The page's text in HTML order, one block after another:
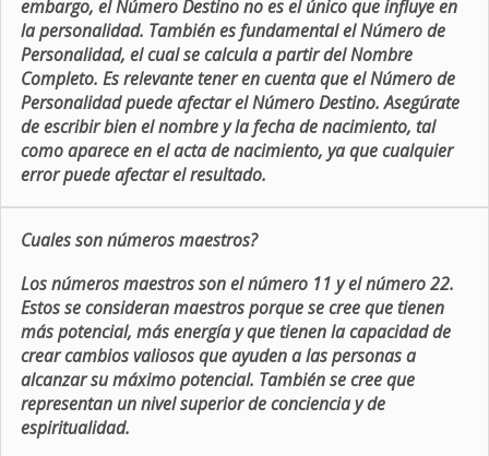
embargo, el Número Destino no es el único que influye en
la personalidad. También es fundamental el Número de
Personalidad, el cual se calcula a partir del Nombre
Completo. Es relevante tener en cuenta que el Número de
Personalidad puede afectar el Número Destino. Asegúrate
de escribir bien el nombre y la fecha de nacimiento, tal
como aparece en el acta de nacimiento, ya que cualquier
error puede afectar el resultado.
Cuales son números maestros?
Los números maestros son el número 11 y el número 22.
Estos se consideran maestros porque se cree que tienen
más potencial, más energía y que tienen la capacidad de
crear cambios valiosos que ayuden a las personas a
alcanzar su máximo potencial. También se cree que
representan un nivel superior de conciencia y de
espiritualidad.